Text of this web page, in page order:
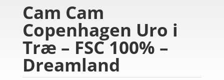
Cam Cam
Copenhagen Uro i
Træ – FSC 100% –
Dreamland